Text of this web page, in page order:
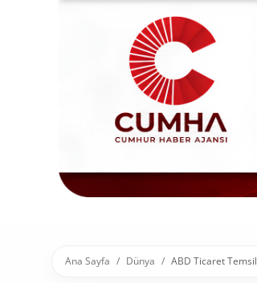
Sivil Toplum Kuruluşları
Kamu Kurumları ve Üst Kurullar
Resmi Reklamlar
Ana Sayfa Dünya ABD Ticaret